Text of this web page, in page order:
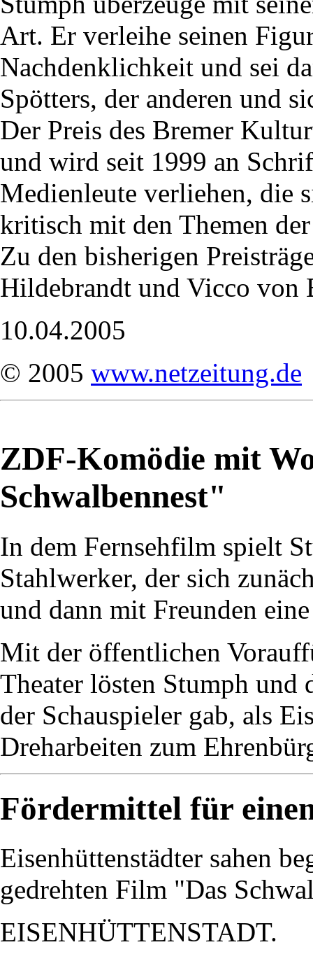
Art. Er verleihe seinen
Nachdenklichkeit und sei
Spötters, der anderen und
Der Preis des Bremer
und wird seit 1999 an
Medienleute verliehen, die
kritisch mit den Themen
Zu den bisherigen
Hildebrandt und Vicco
10.04.2005
© 2005 www.netzeitung.de
ZDF-Komödie mit
Schwalbennest"
In dem Fernsehfilm spielt
Stahlwerker, der sich
und dann mit Freunden
Mit der öffentlichen
Theater lösten Stumph und
der Schauspieler gab, als
Dreharbeiten zum
Fördermittel für
Eisenhüttenstädter sahen
gedrehten Film "Das
EISENHÜTTENSTADT.